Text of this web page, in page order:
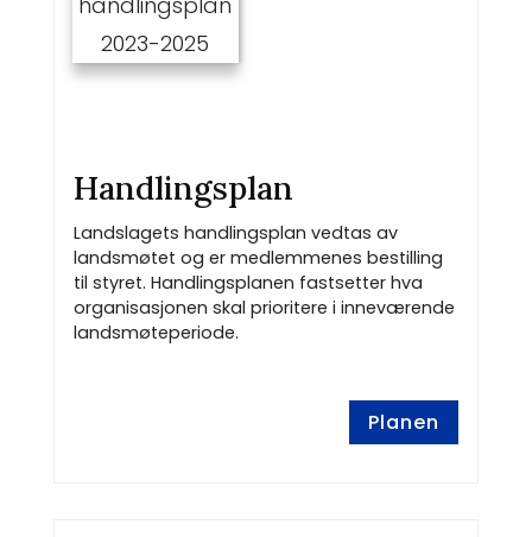
Handlingsplan
Landslagets handlingsplan vedtas av
landsmøtet og er medlemmenes bestilling
til styret. Handlingsplanen fastsetter hva
organisasjonen skal prioritere i inneværende
landsmøteperiode.
Planen